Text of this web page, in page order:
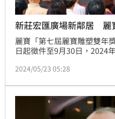
新莊宏匯廣場新鄰居 麗
麗寶「第七屆麗寶雕塑雙年
日起徵件至9月30日，2024
者會的地點，也是麗寶位於
為商場使用，也就是說，新
地點了！（陳韋帆）
2024/05/23 05:28